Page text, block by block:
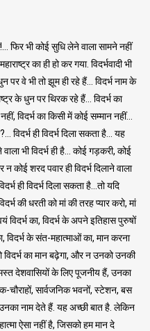
भी कोई सुधि लेने वाला सामने नहीं
का ही हो कर गया. विदर्भवादी भी
पर वे भी तो झूम ही रहे हैं… विदर्भ नाम के
के धुन पर थिरक रहे हैं… विदर्भ का
विदर्भ का किसी में कोई सम्मान नहीं…
विदर्भ ही विदर्भ दिला सकता है… यह
वाला भी विदर्भ ही है… कोई गड़करी, कोई
कोई शरद पवार ही विदर्भ दिलाने वाला
ही विदर्भ दिला सकता है…तो यदि
की धरती को मां की तरह प्यार करो, मां
विदर्भ का, विदर्भ के अपने इतिहास पुरुषों
विदर्भ के संत-महात्माओं का, मान करना
का मान बढ़ेगा, और न उनको उनकी
देशवासियों के लिए पूजनीय हैं, उनका
चौराहों, सार्वजनिक भवनों, स्टेशन, बस
नाम देते हैं. यह अच्छी बात है. लेकिन
ऐसा नहीं है, जिसको हम मान दे